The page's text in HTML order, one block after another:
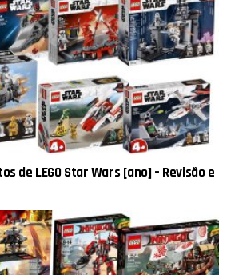
de LEGO Star Wars [ano] – Revisão e